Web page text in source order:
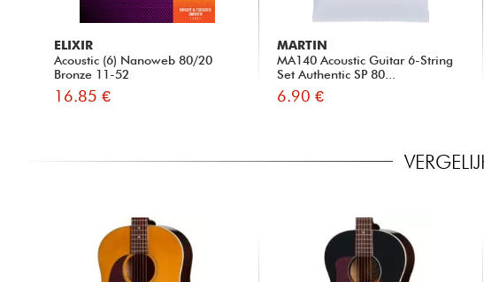
ELIXIR
Acoustic (6) Nanoweb 80/20
Bronze 11-52
16.85 €
MARTIN
MA140 Acoustic Guitar 6-String
Set Authentic SP 80...
6.90 €